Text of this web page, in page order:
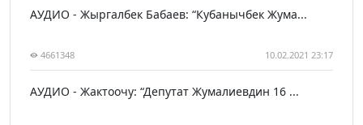
АУДИО - Жыргалбек Бабаев: “Кубанычбек Жума...
4661348 10.02.2021 23:17
АУДИО - Жактоочу: “Депутат Жумалиевдин 16 ...